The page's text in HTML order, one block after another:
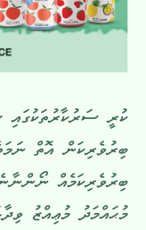
ކުރީ
ބިރުވެރިކަން އޮތް
ބިރުވެރިކަމެއް
މުޙައްމަދު މުޢިއްޒު